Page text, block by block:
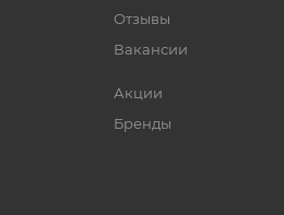
Отзывы
Вакансии
Акции
Бренды